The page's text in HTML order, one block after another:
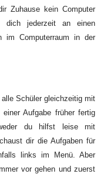
Zuhause kein Computer
dich jederzeit an einen
im Computerraum in der
Schüler gleichzeitig mit
Aufgabe früher fertig
du hilfst leise mit
dir die Aufgaben für
links im Menü. Aber
vor gehen und zuerst